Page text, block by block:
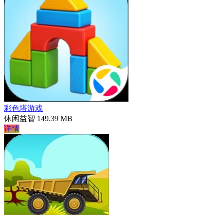
彩色塔游戏
休闲益智 149.39 MB
详情